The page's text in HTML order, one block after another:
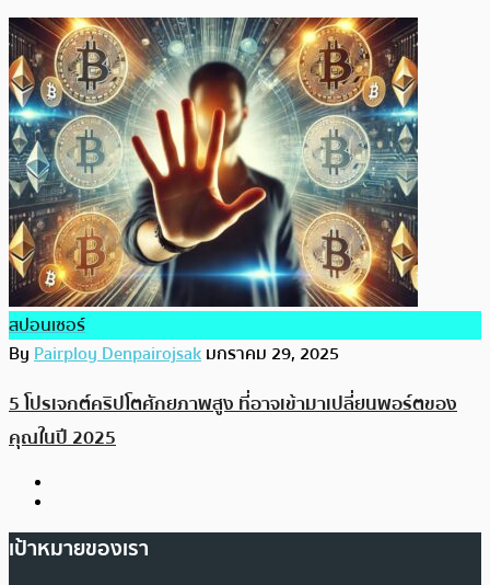
สปอนเซอร์
ByPairploy Denpairojsakมกราคม 29, 2025
5 โปรเจกต์คริปโตศักยภาพสูง ที่อาจเข้ามาเปลี่ยนพอร์ตของ
คุณในปี 2025
เป้าหมายของเรา